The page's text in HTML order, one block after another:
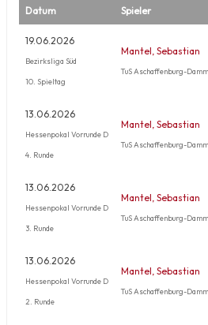
Datum Spieler
19.06.2026
Bezirksliga Süd
10. Spieltag
Mantel, Sebastian
TuS Aschaffenburg-
13.06.2026
Hessenpokal Vorrunde D
4. Runde
Mantel, Sebastian
TuS Aschaffenburg-
13.06.2026
Hessenpokal Vorrunde D
3. Runde
Mantel, Sebastian
TuS Aschaffenburg-
13.06.2026
Hessenpokal Vorrunde D
2. Runde
Mantel, Sebastian
TuS Aschaffenburg-